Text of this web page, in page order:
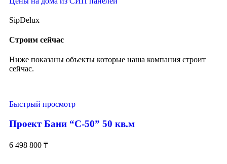
SipDelux
Строим сейчас
Ниже показаны объекты которые наша компания строит
сейчас.
Быстрый просмотр
Проект Бани “С-50” 50 кв.м
6 498 800 ₸